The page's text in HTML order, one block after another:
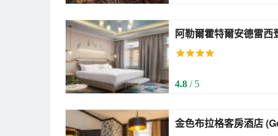
阿勒爾霍特爾安德雷西登斯布拉
Residence Prague)
4.8 / 5
金